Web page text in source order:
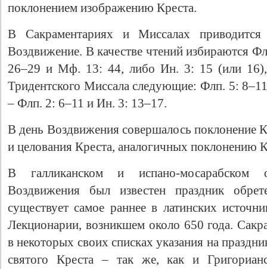
поклонением изображению Креста.
В Сакраментариях и Миссалах
Воздвижение. В качестве чтений избираются
26–29 и Мф. 13: 44, либо Ин. 3: 15 (или
Тридентского Миссала следующие: Флп. 5:
– Флп. 2: 6–11 и Ин. 3: 13–17.
В день Воздвижения совершалось поклонение
и целования Креста, аналогичных поклонению
В галликанском и испано-мосарабском
Воздвижения был известен праздник
существует самое раннее в латинских
Лекционарии, возникшем около 650 года.
в некоторых своих списках указания на
святого Креста – так же, как и